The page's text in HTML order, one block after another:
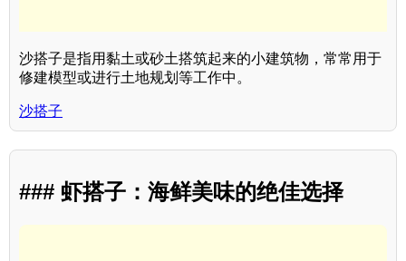
沙搭子是指用黏土或砂土搭筑起来的小建筑物，常常用于
修建模型或进行土地规划等工作中。
沙搭子
### 虾搭子：海鲜美味的绝佳选择